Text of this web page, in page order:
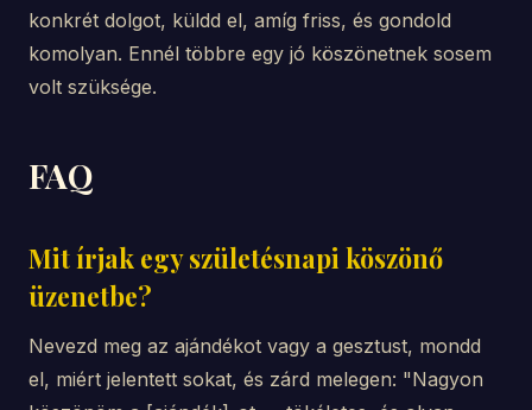
konkrét dolgot, küldd el, amíg friss, és gondold
komolyan. Ennél többre egy jó köszönetnek sosem
volt szüksége.
FAQ
Mit írjak egy születésnapi köszönő
üzenetbe?
Nevezd meg az ajándékot vagy a gesztust, mondd
el, miért jelentett sokat, és zárd melegen: "Nagyon